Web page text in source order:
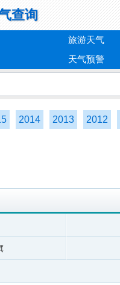
查询
旅游天气
天气预警
2014 2013 2012